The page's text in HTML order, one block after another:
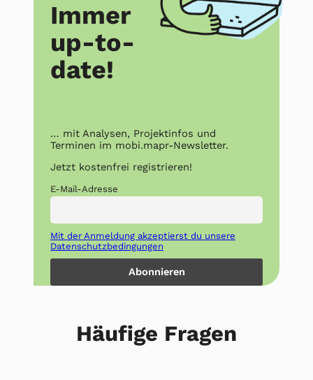
Immer
up-to-
date!
… mit Analysen, Projektinfos und
Terminen im mobi.mapr-Newsletter.
Jetzt kostenfrei registrieren!
E-Mail-Adresse
Mit der Anmeldung akzeptierst du unsere
Datenschutzbedingungen
Häufige Fragen